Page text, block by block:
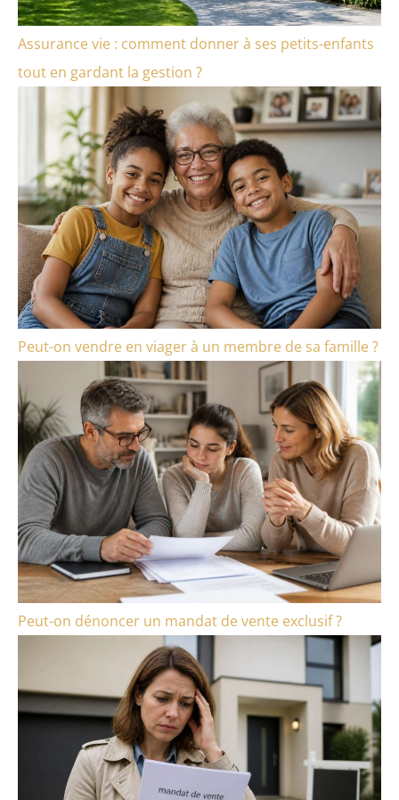
Assurance vie : comment donner à ses petits-enfants
tout en gardant la gestion ?
Peut-on vendre en viager à un membre de sa famille ?
Peut-on dénoncer un mandat de vente exclusif ?